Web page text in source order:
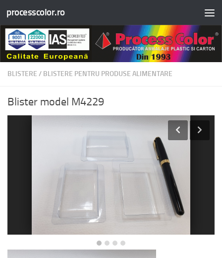
Skip to content
processcolor.ro
BLISTERE / BLISTERE PENTRU PRODUSE ALIMENTARE
Blister model M4229